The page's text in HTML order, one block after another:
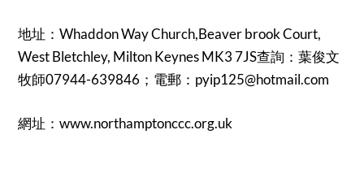
地址：Whaddon Way Church,Beaver brook Court,
West Bletchley, Milton Keynes MK3 7JS查詢：葉俊文
牧師07944-639846；電郵：pyip125@hotmail.com
網址：www.northamptonccc.org.uk